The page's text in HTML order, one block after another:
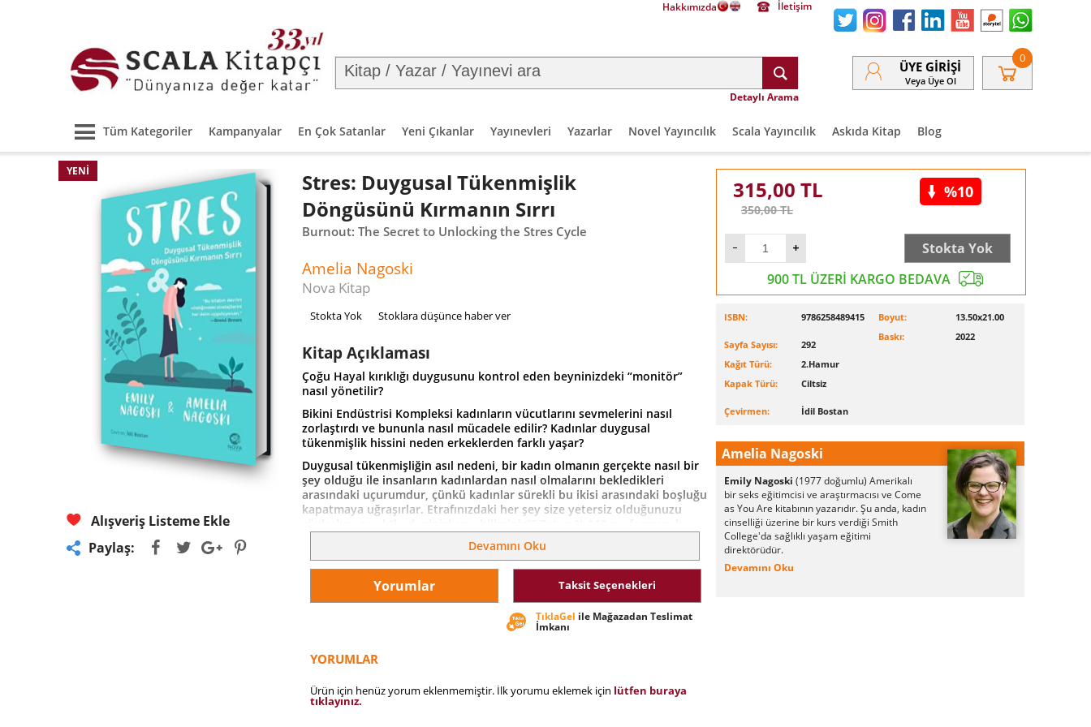
Hakkımızda İletişim
Detaylı Arama
ÜYE GIRIŞI
Veya Üye Ol
0
Tüm Kategoriler Kampanyalar En Çok Satanlar Yeni Çıkanlar Yayınevleri Yazarlar Novel Yayıncılık Scala Yayıncılık Askıda Kitap Blog
YENI
Alışveriş Listeme Ekle
Paylaş:
Stres: Duygusal Tükenmişlik
Döngüsünü Kırmanın Sırrı
Burnout: The Secret to Unlocking the Stres Cycle
Amelia Nagoski
Nova Kitap
Stokta Yok Stoklara düşünce haber ver
Kitap Açıklaması
Çoğu Hayal kırıklığı duygusunu kontrol eden beyninizdeki “monitör”
nasıl yönetilir?
Bikini Endüstrisi Kompleksi kadınların vücutlarını sevmelerini nasıl
zorlaştırdı ve bununla nasıl mücadele edilir? Kadınlar duygusal
tükenmişlik hissini neden erkeklerden farklı yaşar?
Duygusal tükenmişliğin asıl nedeni, bir kadın olmanın gerçekte nasıl bir
şey olduğu ile insanların kadınlardan nasıl olmalarını bekledikleri
arasındaki uçurumdur, çünkü kadınlar sürekli bu ikisi arasındaki boşluğu
kapatmaya uğraşırlar. Etrafınızdaki her şey size yetersiz olduğunuzu
çalışırken ve bu fark edilmezken, işte nasıl “sınırlarınızı zorlayabilirsiniz”?
Tüm bu duygusal tükenmişlik döngüsünü kırabilir ve huzurlu
hissetmekle aranızdaki engelleri kaldırabilirsiniz.
Dinlenmek ve sosyal bağlar kurmak tükenmişlik hissini önlemenin
anahtarıdır. Sunduğu en son araştırmalar ve deneyimler sonucu verilen
tavsiyelerle Stres: Duygusal Tükenmişlik Döngüsünü Kırmanın Sırrı, stres
hakkında düşünme ve stresi yönetme biçiminizi tamamen değiştirecek.
yaşamın tadını çıkarmanıza yardımcı olmak için basit, bilimsel bir plan
“Yorgun düşmüş beyninizin ve vücudunuzun içinde neler olup bittiğini
Devamını Oku
Yorumlar Taksit Seçenekleri
TıklaGel ile Mağazadan Teslimat
İmkanı
YORUMLAR
Ürün için henüz yorum eklenmemiştir. İlk yorumu eklemek için lütfen buraya
tıklayınız.
315,00 TL
350,00TL
%10
Stokta Yok
900 TL ÜZERİ KARGO BEDAVA
ISBN: 9786258489415
Sayfa Sayısı:
292
Kağıt Türü:
2.Hamur
Kapak Türü:
Ciltsiz
Çevirmen: İdil Bostan
Boyut:
13.50x21.00
Baskı:
2022
Amelia Nagoski
Emily Nagoski (1977 doğumlu) Amerikalı
bir seks eğitimcisi ve araştırmacısı ve Come
as You Are kitabının yazarıdır. Şu anda, kadın
cinselliği üzerine bir kurs verdiği Smith
College'da sağlıklı yaşam eğitimi
direktörüdür.
Devamını Oku